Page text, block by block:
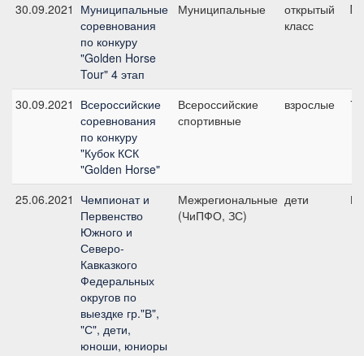
30.09.2021 Муниципальные
соревнования
по конкуру
"Golden Horse
Tour" 4 этап
Муниципальные
открытый
класс
30.09.2021 Всероссийские
соревнования
по конкуру
"Кубок КСК
"Golden Horse"
Всероссийские
спортивные
взрослые 7,
25.06.2021 Чемпионат и
Первенство
Южного и
Северо-
Кавказкого
Федеральных
округов по
выездке гр."В",
"С", дети,
юноши, юниоры
Межрегиональные
(ЧиПФО, ЗС)
дети